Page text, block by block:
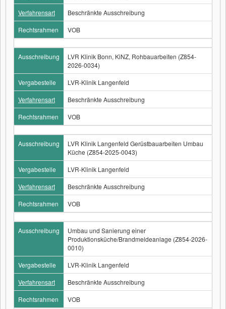
Verfahrensart
Beschränkte Ausschreibung
Rechtsrahmen
VOB
Ausschreibung
LVR Klinik Bonn, KiNZ, Rohbauarbeiten (Z854-
2026-0034)
Vergabestelle
LVR-Klinik Langenfeld
Verfahrensart
Beschränkte Ausschreibung
Rechtsrahmen
VOB
Ausschreibung
LVR Klinik Langenfeld Gerüstbauarbeiten Umbau
Küche (Z854-2025-0043)
Vergabestelle
LVR-Klinik Langenfeld
Verfahrensart
Beschränkte Ausschreibung
Rechtsrahmen
VOB
Ausschreibung
Umbau und Sanierung einer
Produktionsküche/Brandmeldeanlage (Z854-2026-
0010)
Vergabestelle
LVR-Klinik Langenfeld
Verfahrensart
Beschränkte Ausschreibung
Rechtsrahmen
VOB